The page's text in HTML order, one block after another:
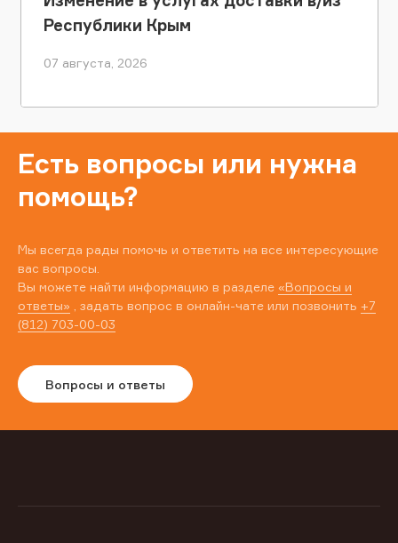
Республики Крым
07 августа, 2026
Есть вопросы или нужна
помощь?
Мы всегда рады помочь и ответить на все интересующие
вас вопросы.
Вы можете найти информацию в разделе «Вопросы и
ответы» , задать вопрос в онлайн-чате или позвонить +7
(812) 703-00-03
Вопросы и ответы